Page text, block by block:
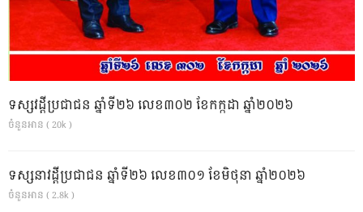
ទស្សវដ្តីប្រជាជន ឆ្នាំទី២៦ លេខ៣០២ ខែកក្កដា ឆ្នាំ២០២៦
ចំនួនអាន ( 20k )
ទស្សនាវដ្ដីប្រជាជន ឆ្នាំទី២៦ លេខ៣០១ ខែមិថុនា ឆ្នាំ២០២៦
ចំនួនអាន ( 2.8k )